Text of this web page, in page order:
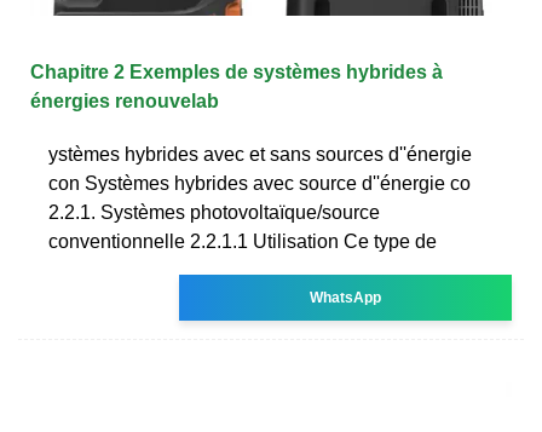
Chapitre 2 Exemples de systèmes hybrides à
énergies renouvelab
ystèmes hybrides avec et sans sources d''énergie
con Systèmes hybrides avec source d''énergie co
2.2.1. Systèmes photovoltaïque/source
conventionnelle 2.2.1.1 Utilisation Ce type de
WhatsApp